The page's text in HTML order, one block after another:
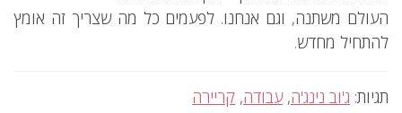
העולם משתנה, וגם אנחנו. לפעמים כל מה שצריך זה אומץ
להתחיל מחדש.
תגיות: ג'וב נינג'ה,עבודה, קריירה